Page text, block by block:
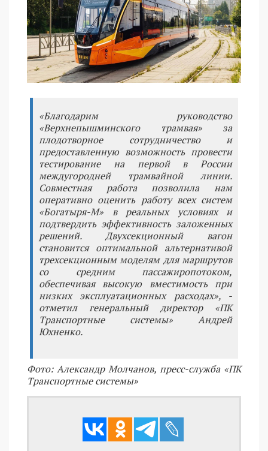
«Благодарим руководство
«Верхнепышминского трамвая» за
плодотворное сотрудничество и
предоставленную возможность провести
тестирование на первой в России
междугородней трамвайной линии.
Совместная работа позволила нам
оперативно оценить работу всех систем
«Богатыря-М» в реальных условиях и
подтвердить эффективность заложенных
решений. Двухсекционный вагон
становится оптимальной альтернативой
трехсекционным моделям для маршрутов
со средним пассажиропотоком,
обеспечивая высокую вместимость при
низких эксплуатационных расходах», -
отметил генеральный директор «ПК
Транспортные системы» Андрей
Юхненко.
Фото: Александр Молчанов, пресс-служба «ПК
Транспортные системы»